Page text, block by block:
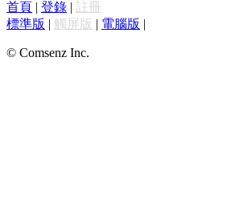
首頁 | 登錄 | 註冊
標準版 | 觸屏版 | 電腦版 |
© Comsenz Inc.